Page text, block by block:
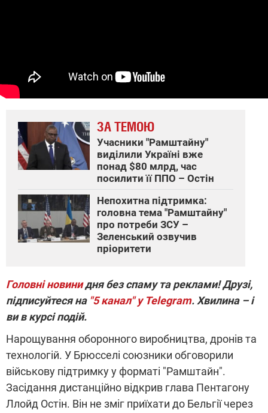
ЗА ТЕМОЮ
Учасники "Рамштайну"
виділили Україні вже
понад $80 млрд, час
посилити її ППО – Остін
Непохитна підтримка:
головна тема "Рамштайну"
про потреби ЗСУ –
Зеленський озвучив
пріоритети
Головні новинидня без спаму та реклами! Друзі,
підписуйтеся на "5 канал" у Telegram. Хвилина – і
ви в курсі подій.
Нарощування оборонного виробництва, дронів та
технологій. У Брюсселі союзники обговорили
військову підтримку у форматі "Рамштайн".
Засідання дистанційно відкрив глава Пентагону
Ллойд Остін. Він не зміг приїхати до Бельгії через